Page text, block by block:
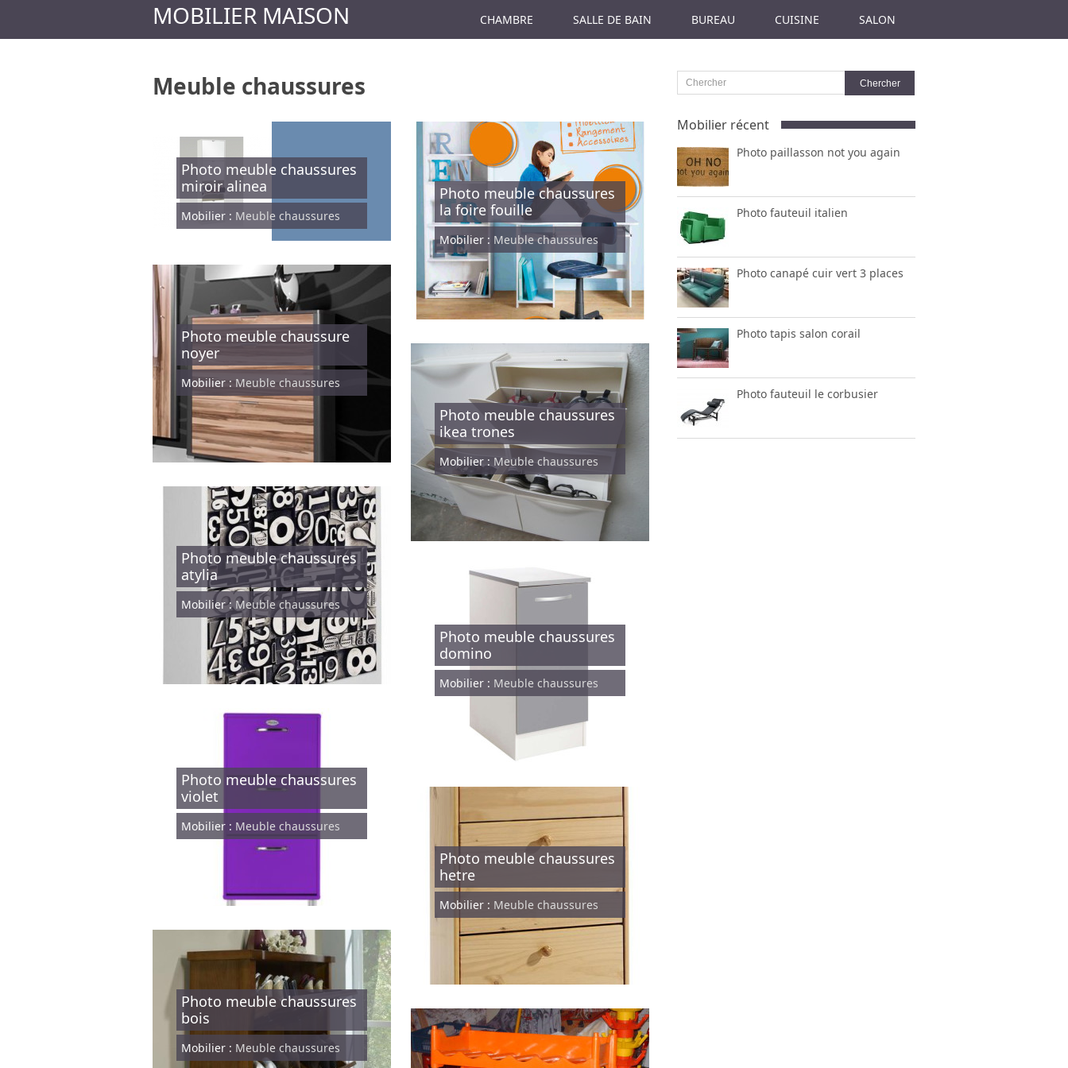
MOBILIER MAISON CHAMBRE SALLE DE BAIN BUREAU CUISINE SALON
Meuble chaussures
Photo meuble chaussures
miroir alinea
Mobilier : Meuble chaussures
Photo meuble chaussures
la foire fouille
Mobilier : Meuble chaussures
Photo meuble chaussure
noyer
Mobilier : Meuble chaussures
Photo meuble chaussures
ikea trones
Mobilier : Meuble chaussures
Photo meuble chaussures
atylia
Mobilier :Meuble chaussures
Photo meuble chaussures
domino
Mobilier : Meuble chaussures
Photo meuble chaussures
violet
Mobilier : Meuble chaussures
Photo meuble chaussures
hetre
Mobilier : Meuble chaussures
Photo meuble chaussures
bois
Mobilier : Meuble chaussures
Mobilier récent
Photo paillasson not you again
Photo fauteuil italien
Photo canapé cuir vert 3 places
Photo tapis salon corail
Photo fauteuil le corbusier